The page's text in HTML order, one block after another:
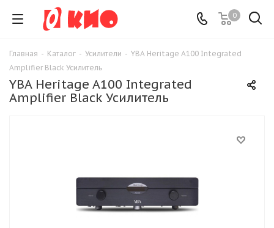
0
Главная - Каталог - Усилители - YBA Heritage A100 Integrated
Amplifier Black Усилитель
YBA Heritage A100 Integrated
Amplifier Black Усилитель